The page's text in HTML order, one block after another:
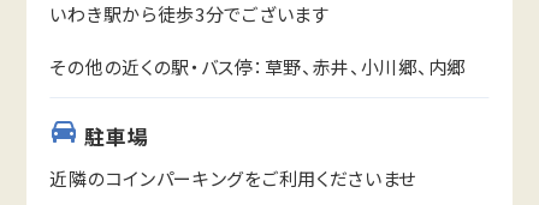
いわき駅から徒歩3分でございます
その他の近くの駅・バス停：草野、赤井、小川郷、内郷
駐車場
近隣のコインパーキングをご利用くださいませ